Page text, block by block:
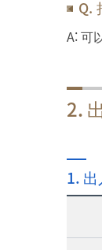
Q.
A: 可
2.
1.